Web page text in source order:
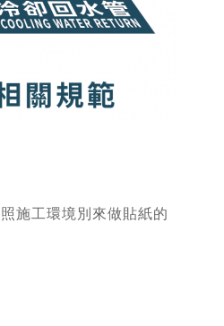
施工環境別來做貼紙的